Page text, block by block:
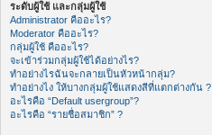
ระดับผู้ใช้ และกลุ่มผู้ใช้
Administrator คืออะไร?
Moderator คืออะไร?
กลุ่มผู้ใช้ คืออะไร?
จะเข้าร่วมกลุ่มผู้ใช้ได้อย่างไร?
ทำอย่างไรฉันจะกลายเป็นหัวหน้ากลุ่ม?
ทำอย่างไง ให้บางกลุ่มผู้ใช้แสดงสีที่แตกต่างกัน ?
อะไรคือ “Default usergroup”?
อะไรคือ “รายชื่อสมาชิก” ?